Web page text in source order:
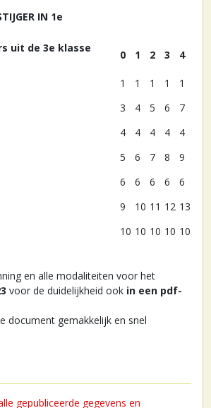
IN 1e
uit de 3e klasse
0 1 2 3 4
1 1 1 1
1
3 4 5 6
7
4 4 4 4
4
5 6 7 8
9
6 6 6 6
6
9 10 11 12 13
10 10 10 10 10
en alle modaliteiten voor het
voor de duidelijkheid ook in een pdf-
document gemakkelijk en snel
gepubliceerde gegevens en